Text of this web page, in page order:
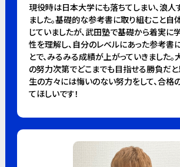
現役時は日本大学にも落ちてしまい、浪人
ました。基礎的な参考書に取り組むこと自
じていましたが、武田塾で基礎から着実に
性を理解し、自分のレベルにあった参考書
とで、みるみる成績が上がっていきました
の努力次第でどこまでも目指せる勝負だと
生の方々には悔いのない努力をして、合格
てほしいです！